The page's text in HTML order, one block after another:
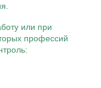
или при
профессий